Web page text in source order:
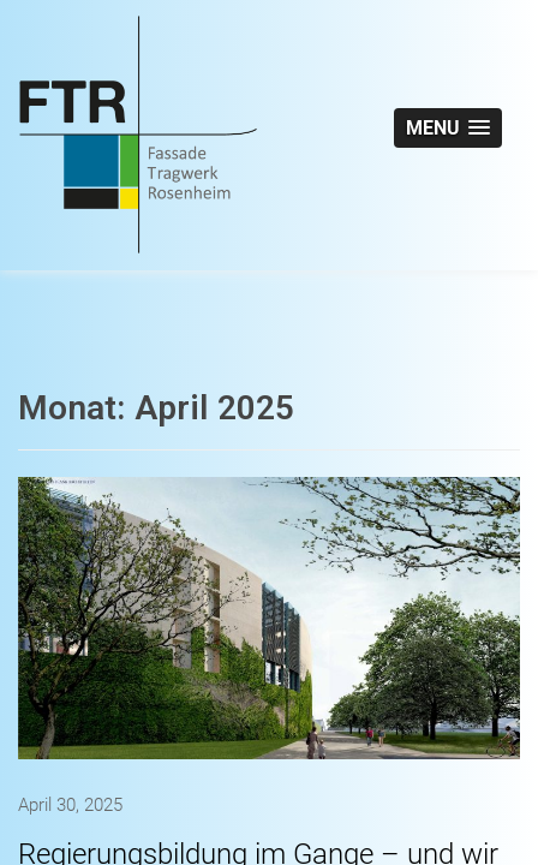
MENU
Monat: April 2025
April 30, 2025
Regierungsbildung im Gange – und wir